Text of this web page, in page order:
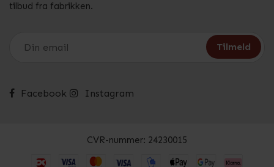
tilbud fra fabrikken.
Facebook Instagram
CVR-nummer: 24230015